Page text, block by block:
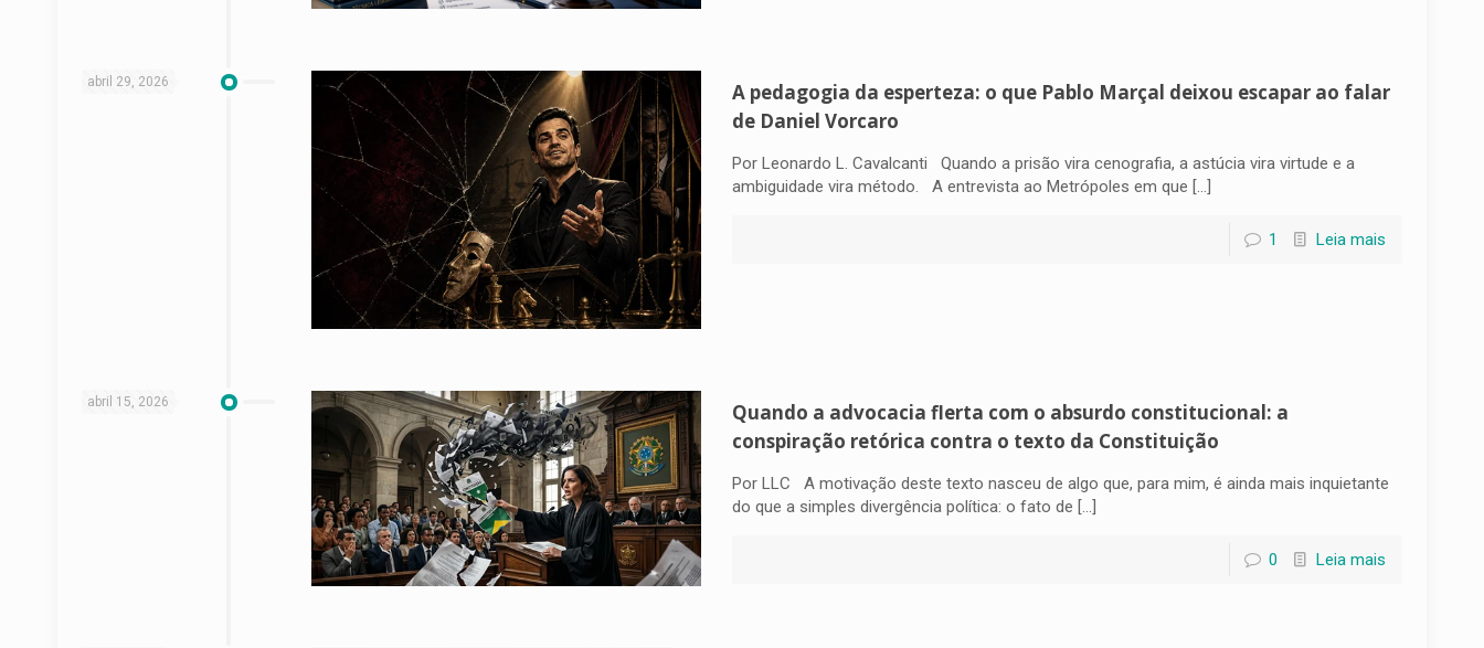
abril 29, 2026
A pedagogia da esperteza: o que Pablo Marçal deixou escapar ao falar
de Daniel Vorcaro
Por Leonardo L. Cavalcanti Quando a prisão vira cenografia, a astúcia vira virtude e a
ambiguidade vira método. A entrevista ao Metrópoles em que […]
1 Leia mais
abril 15, 2026
Quando a advocacia flerta com o absurdo constitucional: a
conspiração retórica contra o texto da Constituição
Por LLC A motivação deste texto nasceu de algo que, para mim, é ainda mais inquietante
do que a simples divergência política: o fato de […]
0 Leia mais